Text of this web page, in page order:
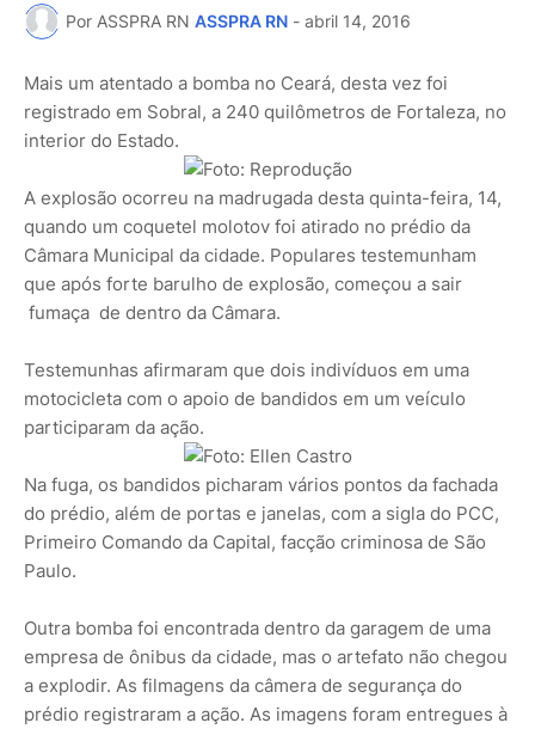
Por ASSPRA RN ASSPRA RN - abril 14, 2016
Mais um atentado a bomba no Ceará, desta vez foi
registrado em Sobral, a 240 quilômetros de Fortaleza, no
interior do Estado.
A explosão ocorreu na madrugada desta quinta-feira, 14,
quando um coquetel molotov foi atirado no prédio da
Câmara Municipal da cidade. Populares testemunham
que após forte barulho de explosão, começou a sair
fumaça de dentro da Câmara.
Testemunhas afirmaram que dois indivíduos em uma
motocicleta com o apoio de bandidos em um veículo
participaram da ação.
Na fuga, os bandidos picharam vários pontos da fachada
do prédio, além de portas e janelas, com a sigla do PCC,
Primeiro Comando da Capital, facção criminosa de São
Paulo.
Outra bomba foi encontrada dentro da garagem de uma
empresa de ônibus da cidade, mas o artefato não chegou
a explodir. As filmagens da câmera de segurança do
prédio registraram a ação. As imagens foram entregues à